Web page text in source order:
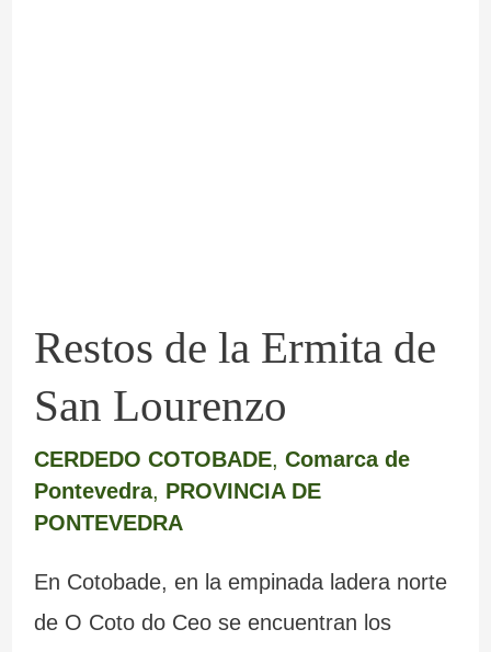
Restos de la Ermita de
San Lourenzo
CERDEDO COTOBADE, Comarca de
Pontevedra, PROVINCIA DE
PONTEVEDRA
En Cotobade, en la empinada ladera norte
de O Coto do Ceo se encuentran los